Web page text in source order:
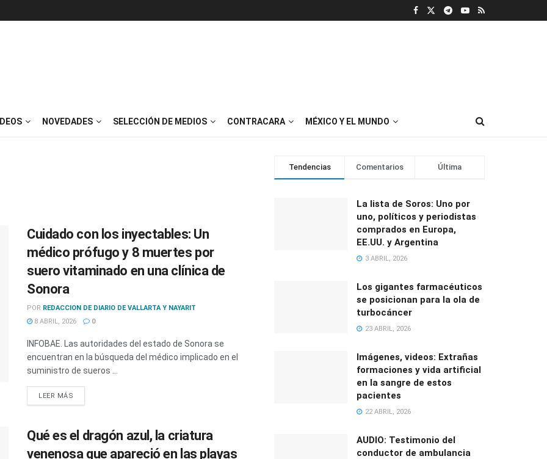
NOVEDADES SELECCIÓN DE MEDIOS CONTRACARA MÉXICO Y EL MUNDO
Cuidado con los inyectables: Un
médico prófugo y 8 muertes por
suero vitaminado en una clínica de
Sonora
POR REDACCION DE DIARIO DE VALLARTA Y NAYARIT
8 ABRIL, 2026
0
INFOBAE. Las autoridades del estado de Sonora se
encuentran en la búsqueda del médico implicado en el
suministro de sueros ...
LEER MÁS
Qué es el dragón azul, la criatura
venenosa que apareció en las playas
Tendencias Comentarios Última
La lista de Soros: Uno por
uno, políticos y periodistas
comprados en Europa,
EE.UU. y Argentina
3 ABRIL, 2026
Los gigantes farmacéuticos
se posicionan para la ola de
turbocáncer
23 ABRIL, 2026
Imágenes, videos: Extrañas
formaciones y vida artificial
en la sangre de estos
pacientes
22 ABRIL, 2026
AUDIO: Testimonio del
conductor de ambulancia